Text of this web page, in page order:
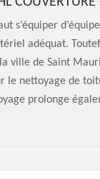
s’équiper
adéquat.
ville de Saint
le nettoyage de
prolonge